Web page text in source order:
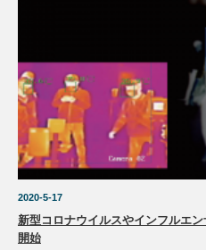
2020-5-17
新型コロナウイルスやインフルエ
開始